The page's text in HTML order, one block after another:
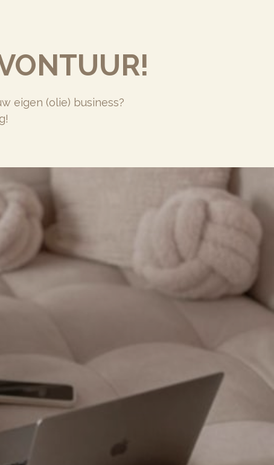
eigen (olie) business?